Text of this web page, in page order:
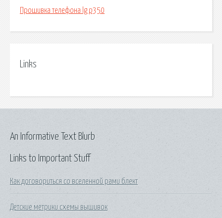
Прошивка телефона lg p350
Links
Links to Important Stuff
Как договориться со вселенной рами блект
Детские метрики схемы вышивок
An Informative Text Blurb